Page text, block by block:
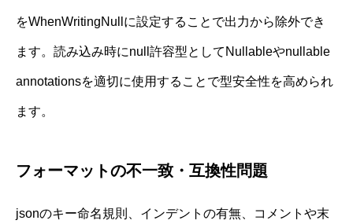
をWhenWritingNullに設定することで出力から除外でき
ます。読み込み時にnull許容型としてNullableやnullable
annotationsを適切に使用することで型安全性を高められ
ます。
フォーマットの不一致・互換性問題
jsonのキー命名規則、インデントの有無、コメントや末